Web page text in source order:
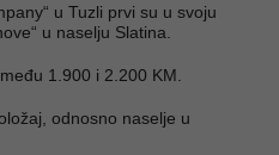
u Tuzli prvi su u svoju
u naselju Slatina.
1.900 i 2.200 KM.
odnosno naselje u